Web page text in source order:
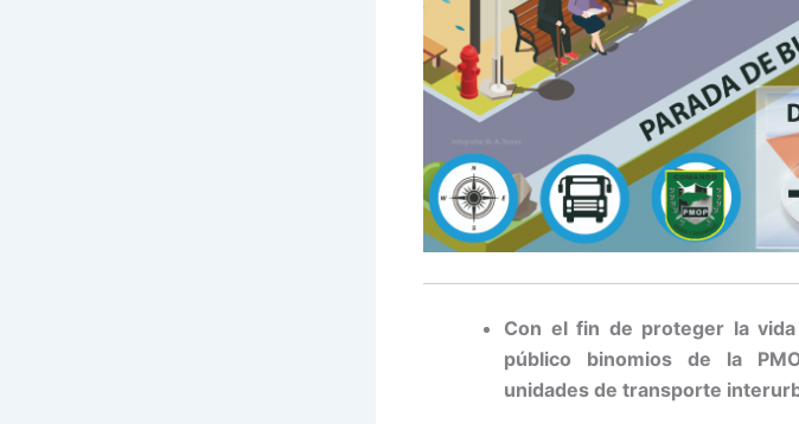
Con el fin de proteger la
público binomios de la
unidades de transporte